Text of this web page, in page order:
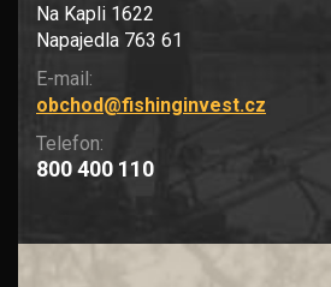
Na Kapli 1622
Napajedla 763 61
E-mail:
obchod@fishinginvest.cz
Telefon:
800 400 110